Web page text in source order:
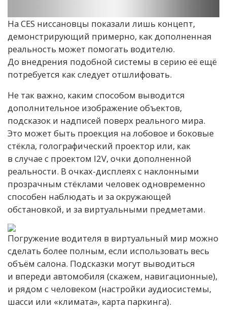
На CES ниссановцы показали лишь концепт,
демонстрирующий примерно, как дополненная
реальность может помогать водителю.
До внедрения подобной системы в серию её ещё
потребуется как следует отшлифовать.
Не так важно, каким способом выводится
дополнительное изображение объектов,
подсказок и надписей поверх реального мира.
Это может быть проекция на лобовое и боковые
стёкла, голографический проектор или, как
в случае с проектом I2V, очки дополненной
реальности. В очках-дисплеях с наклонными
прозрачным стёклами человек одновременно
способен наблюдать и за окружающей
обстановкой, и за виртуальными предметами.
Погружение водителя в виртуальный мир можно
сделать более полным, если использовать весь
объём салона. Подсказки могут выводиться
и впереди автомобиля (скажем, навигационные),
и рядом с человеком (настройки аудиосистемы,
шасси или «климата», карта паркинга).